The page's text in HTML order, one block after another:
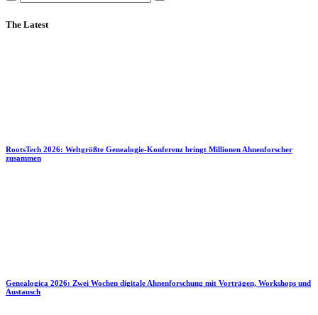
The Latest
RootsTech 2026: Weltgrößte Genealogie-Konferenz bringt Millionen Ahnenforscher
zusammen
Genealogica 2026: Zwei Wochen digitale Ahnenforschung mit Vorträgen, Workshops und
Austausch